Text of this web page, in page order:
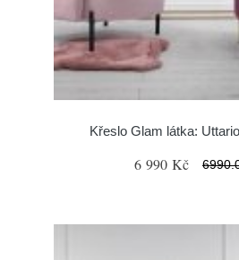
Křeslo Glam látka:
6 990 Kč